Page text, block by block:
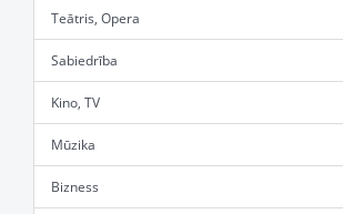
Teātris, Opera
Sabiedrība
Kino, TV
Mūzika
Bizness